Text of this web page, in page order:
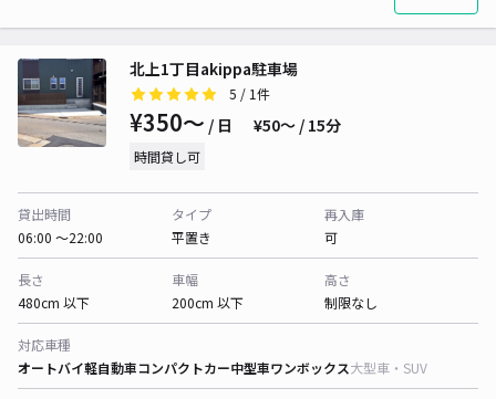
北上1丁目akippa駐車場
5 / 1件
¥350〜 / 日 ¥50〜 / 15分
時間貸し可
貸出時間
06:00 〜22:00
タイプ
平置き
再入庫
可
長さ
480cm 以下
車幅
200cm 以下
高さ
制限なし
対応車種
オートバイ軽自動車コンパクトカー中型車ワンボックス大型車・SUV